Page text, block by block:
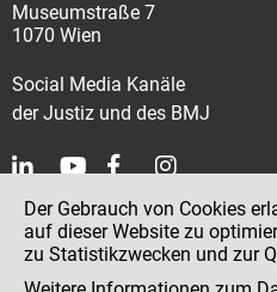
Museumstraße 7
1070 Wien
Social Media Kanäle
der Justiz und des BMJ
Kontakt
Impressum
Der Gebrauch von Cookies
auf dieser Website zu
zu Statistikzwecken und zur